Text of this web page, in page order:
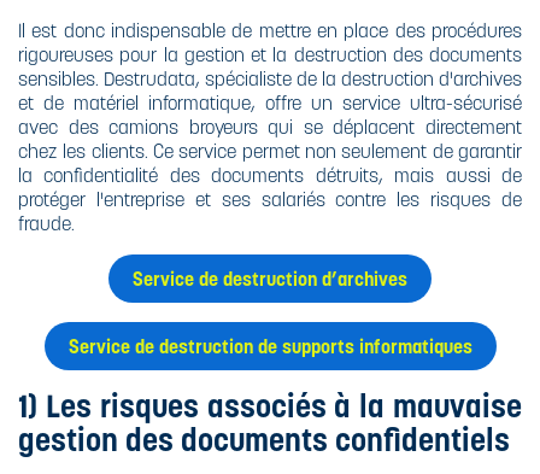
Il est donc indispensable de mettre en place des procédures
rigoureuses pour la gestion et la destruction des documents
sensibles. Destrudata, spécialiste de la destruction d'archives
et de matériel informatique, offre un service ultra-sécurisé
avec des camions broyeurs qui se déplacent directement
chez les clients. Ce service permet non seulement de garantir
la confidentialité des documents détruits, mais aussi de
protéger l'entreprise et ses salariés contre les risques de
fraude.
Service de destruction d’archives
Service de destruction de supports informatiques
1) Les risques associés à la mauvaise
gestion des documents confidentiels